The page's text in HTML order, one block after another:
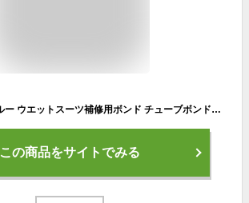
PROBLUE プロブルー ウエットスーツ補修用ボンド チューブボンド ウェットスーツボンド AC-46
この商品をサイトでみる